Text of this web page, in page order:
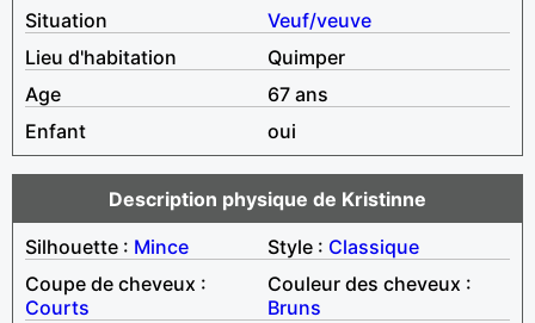
Situation
Veuf/veuve
Lieu d'habitation
Quimper
Age
67 ans
Enfant
oui
Description physique de Kristinne
Silhouette : Mince Style : Classique
Coupe de cheveux :
Courts
Couleur des cheveux :
Bruns